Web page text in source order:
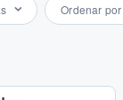
Ordenar